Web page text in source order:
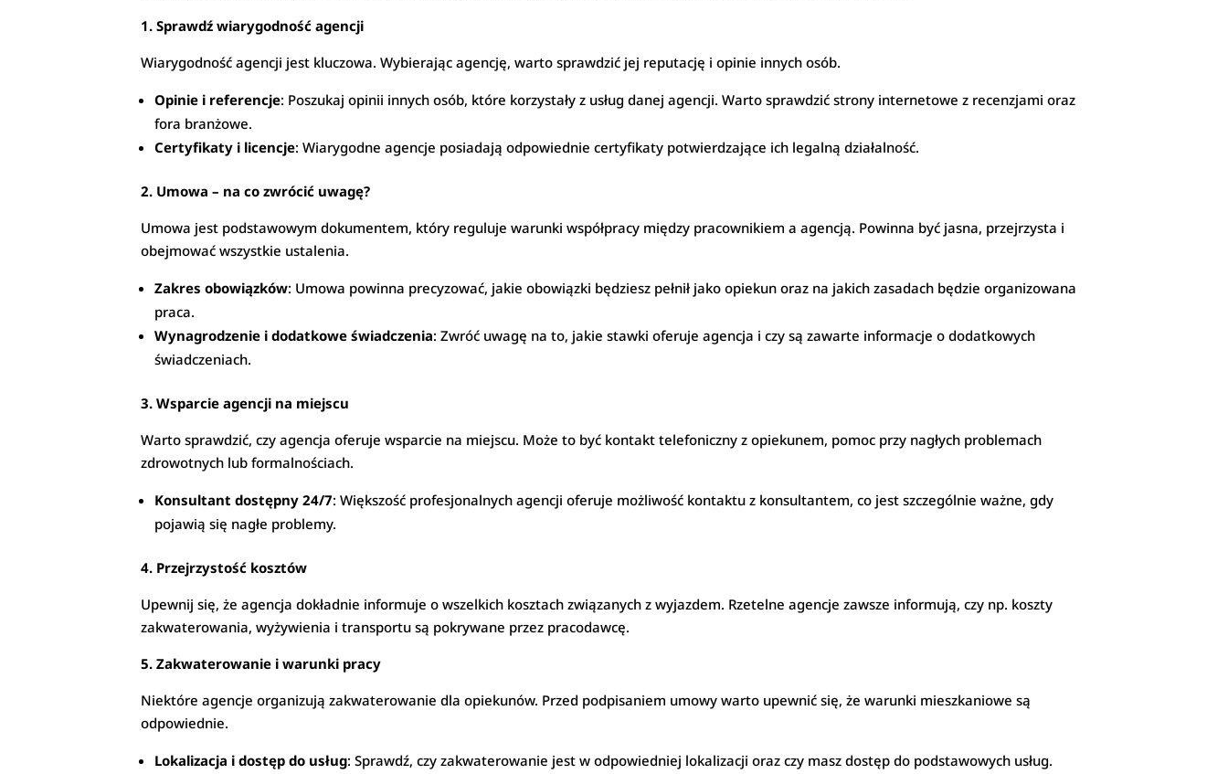
1. Sprawdź wiarygodność agencji
Wiarygodność agencji jest kluczowa. Wybierając agencję, warto sprawdzić jej reputację i opinie innych osób.
Opinie i referencje: Poszukaj opinii innych osób, które korzystały z usług danej agencji. Warto sprawdzić strony internetowe z recenzjami oraz
fora branżowe.
Certyfikaty i licencje: Wiarygodne agencje posiadają odpowiednie certyfikaty potwierdzające ich legalną działalność.
2. Umowa – na co zwrócić uwagę?
Umowa jest podstawowym dokumentem, który reguluje warunki współpracy między pracownikiem a agencją. Powinna być jasna, przejrzysta i
obejmować wszystkie ustalenia.
Zakres obowiązków: Umowa powinna precyzować, jakie obowiązki będziesz pełnił jako opiekun oraz na jakich zasadach będzie organizowana
praca.
Wynagrodzenie i dodatkowe świadczenia: Zwróć uwagę na to, jakie stawki oferuje agencja i czy są zawarte informacje o dodatkowych
świadczeniach.
3. Wsparcie agencji na miejscu
Warto sprawdzić, czy agencja oferuje wsparcie na miejscu. Może to być kontakt telefoniczny z opiekunem, pomoc przy nagłych problemach
zdrowotnych lub formalnościach.
Konsultant dostępny 24/7: Większość profesjonalnych agencji oferuje możliwość kontaktu z konsultantem, co jest szczególnie ważne, gdy
pojawią się nagłe problemy.
4. Przejrzystość kosztów
Upewnij się, że agencja dokładnie informuje o wszelkich kosztach związanych z wyjazdem. Rzetelne agencje zawsze informują, czy np. koszty
zakwaterowania, wyżywienia i transportu są pokrywane przez pracodawcę.
5. Zakwaterowanie i warunki pracy
Niektóre agencje organizują zakwaterowanie dla opiekunów. Przed podpisaniem umowy warto upewnić się, że warunki mieszkaniowe są
odpowiednie.
Lokalizacja i dostęp do usług: Sprawdź, czy zakwaterowanie jest w odpowiedniej lokalizacji oraz czy masz dostęp do podstawowych usług.